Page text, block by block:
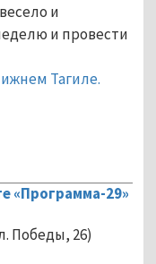
и
и провести
Тагиле.
«Программа-29»
Победы, 26)